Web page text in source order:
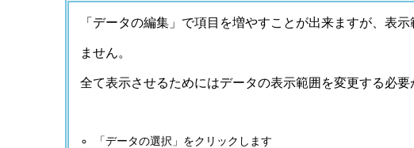
「データの編集」で項目を増やすことが出来ますが、表
ません。
全て表示させるためにはデータの表示範囲を変更する必要
「データの選択」をクリックします